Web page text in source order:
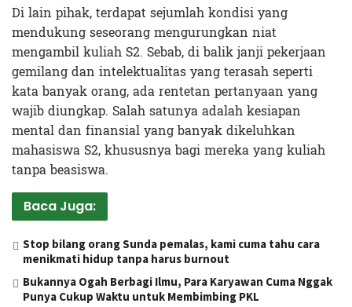
Di lain pihak, terdapat sejumlah kondisi yang
mendukung seseorang mengurungkan niat
mengambil kuliah S2. Sebab, di balik janji pekerjaan
gemilang dan intelektualitas yang terasah seperti
kata banyak orang, ada rentetan pertanyaan yang
wajib diungkap. Salah satunya adalah kesiapan
mental dan finansial yang banyak dikeluhkan
mahasiswa S2, khususnya bagi mereka yang kuliah
tanpa beasiswa.
Baca Juga:
Stop bilang orang Sunda pemalas, kami cuma tahu cara
menikmati hidup tanpa harus burnout
Bukannya Ogah Berbagi Ilmu, Para Karyawan Cuma Nggak
Punya Cukup Waktu untuk Membimbing PKL